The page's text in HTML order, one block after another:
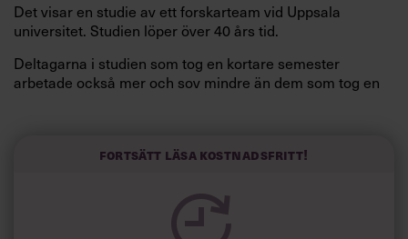
Det visar en studie av ett forskarteam vid Uppsala
universitet. Studien löper över 40 års tid.
Deltagarna i studien som tog en kortare semester
arbetade också mer och sov mindre än dem som tog en
Forskarna tror sig dessutom kunna uttyda att en längre
försök att förändra livsstilsvanor.
Fortsätt läsa kostnadsfritt!